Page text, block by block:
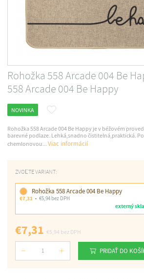
Rohožka 558 Arcade 004 Be
558 Arcade 004 Be Happy
NOVINKA
Rohožka 558 Arcade 004 Be Happy je v béžovém
barevné podlaze. Lehká,snadno čistitelná,praktická.
chemlonovou...Viac informácií
ZVOĽTE VARIANT:
Rohožka 558 Arcade 004 Be Happy
€7,31
€5,94 bez DPH
externý
€7,31 €5,94 bez DPH
Počet PRIDAŤ DO